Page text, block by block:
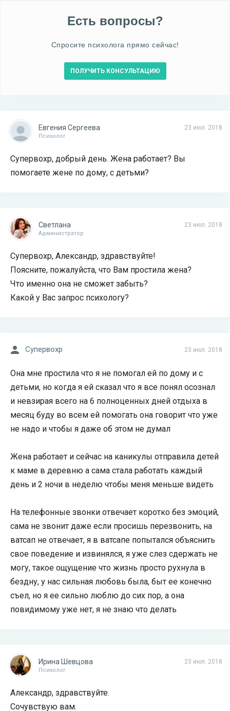
Есть вопросы?
Спросите психолога прямо сейчас!
ПОЛУЧИТЬ КОНСУЛЬТАЦИЮ
23 июл. 2018
Евгения Сергеева
Психолог
Супервохр, добрый день. Жена работает? Вы
помогаете жене по дому, с детьми?
23 июл. 2018
Светлана
Администратор
Супервохр, Александр, здравствуйте!
Поясните, пожалуйста, что Вам простила жена?
Что именно она не сможет забыть?
Какой у Вас запрос психологу?
23 июл. 2018
Супервохр
Она мне простила что я не помогал ей по дому и с
детьми, но когда я ей сказал что я все понял осознал
и невзирая всего на 6 полноценных дней отдыха в
месяц буду во всем ей помогать она говорит что уже
не надо и чтобы я даже об этом не думал
Жена работает и сейчас на каникулы отправила детей
к маме в деревню а сама стала работать каждый
день и 2 ночи в неделю чтобы меня меньше видеть
На телефонные звонки отвечает коротко без эмоций,
сама не звонит даже если просишь перезвонить, на
ватсап не отвечает, я в ватсапе попытался объяснить
свое поведение и извинялся, я уже слез сдержать не
могу, такое ощущение что жизнь просто рухнула в
бездну, у нас сильная любовь была, быт ее конечно
съел, но я ее сильно люблю до сих пор, а она
повидимому уже нет, я не знаю что делать
23 июл. 2018
Ирина Шевцова
Психолог
Александр, здравствуйте.
Сочувствую вам.